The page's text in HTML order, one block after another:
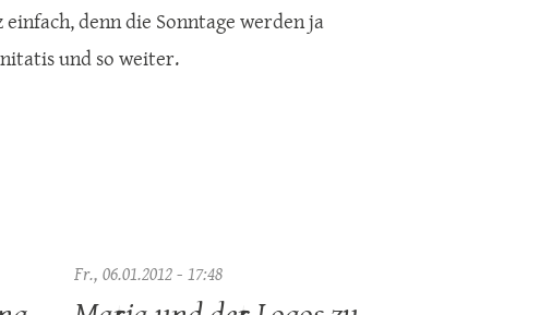
denn die Sonntage werden ja
und so weiter.
Fr., 06.01.2012 - 17:48